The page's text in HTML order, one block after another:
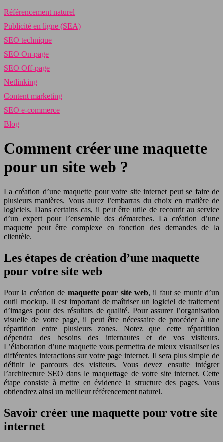
Référencement naturel
Publicité en ligne (SEA)
SEO technique
SEO On-page
SEO Off-page
Netlinking
Content marketing
SEO e-commerce
Blog
Comment créer une maquette
pour un site web ?
La création d’une maquette pour votre site internet peut se faire de
plusieurs manières. Vous aurez l’embarras du choix en matière de
logiciels. Dans certains cas, il peut être utile de recourir au service
d’un expert pour l’ensemble des démarches. La création d’une
maquette peut être complexe en fonction des demandes de la
clientèle.
Les étapes de création d’une maquette
pour votre site web
Pour la création de maquette pour site web, il faut se munir d’un
outil mockup. Il est important de maîtriser un logiciel de traitement
d’images pour des résultats de qualité. Pour assurer l’organisation
visuelle de votre page, il peut être nécessaire de procéder à une
répartition entre plusieurs zones. Notez que cette répartition
dépendra des besoins des internautes et de vos visiteurs.
L’élaboration d’une maquette vous permettra de mieux visualiser les
différentes interactions sur votre page internet. Il sera plus simple de
définir le parcours des visiteurs. Vous devez ensuite intégrer
l’architecture SEO dans le maquettage de votre site internet. Cette
étape consiste à mettre en évidence la structure des pages. Vous
obtiendrez ainsi un meilleur référencement naturel.
Savoir créer une maquette pour votre site
internet